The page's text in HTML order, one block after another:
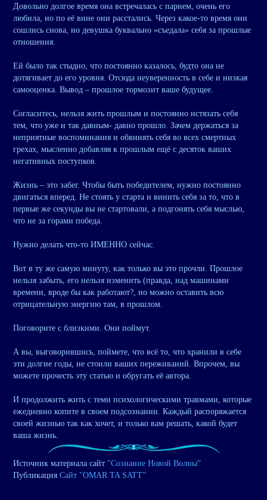
Довольно долгое время она встречалась с парнем, очень его
любила, но по её вине они расстались. Через какое-то время они
сошлись снова, но девушка буквально «съедала» себя за прошлые
отношения.
Ей было так стыдно, что постоянно казалось, будто она не
дотягивает до его уровня. Отсюда неуверенность в себе и низкая
самооценка. Вывод – прошлое тормозит ваше будущее.
Согласитесь, нельзя жить прошлым и постоянно истязать себя
тем, что уже и так давным- давно прошло. Зачем держаться за
неприятные воспоминания и обвинять себя во всех смертных
грехах, мысленно добавляя к прошлым ещё с десяток ваших
негативных поступков.
Жизнь – это забег. Чтобы быть победителем, нужно постоянно
двигаться вперед. Не стоять у старта и винить себя за то, что в
первые же секунды вы не стартовали, а подгонять себя мыслью,
что не за горами победа.
Нужно делать что-то ИМЕННО сейчас.
Вот в ту же самую минуту, как только вы это прочли. Прошлое
нельзя забыть, его нельзя изменить (правда, над машинами
времени, вроде бы как работают?, но можно оставить всю
отрицательную энергию там, в прошлом.
Поговорите с близкими. Они поймут.
А вы, выговорившись, поймете, что всё то, что хранили в себе
эти долгие годы, не стоили ваших переживаний. Впрочем, вы
можете прочесть эту статью и обругать её автора.
И продолжить жить с теми психологическими травмами, которые
ежедневно копите в своем подсознании. Каждый распоряжается
своей жизнью так как хочет, и только вам решать, какой будет
ваша жизнь.
Источник материала сайт "Сознание Новой Волны”
Публикация Сайт "OMAR TA SATT”